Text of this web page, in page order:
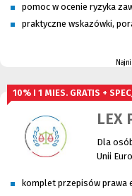
pomoc w ocenie ryzyka
praktyczne wskazówki,
10% I 1 MIES. GRATIS +
LEX
Dla
Unii
komplet przepisów prawa